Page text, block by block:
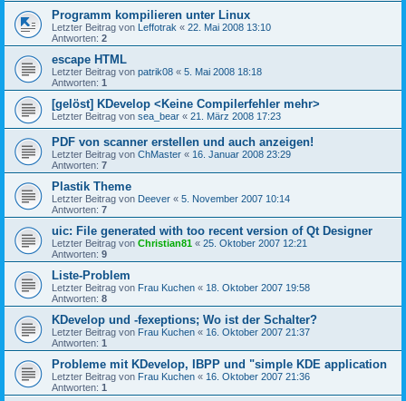
Programm kompilieren unter Linux
Letzter Beitrag von Leffotrak « 22. Mai 2008 13:10
Antworten: 2
escape HTML
Letzter Beitrag von patrik08 « 5. Mai 2008 18:18
Antworten: 1
[gelöst] KDevelop <Keine Compilerfehler mehr>
Letzter Beitrag von sea_bear « 21. März 2008 17:23
PDF von scanner erstellen und auch anzeigen!
Letzter Beitrag von ChMaster « 16. Januar 2008 23:29
Antworten: 7
Plastik Theme
Letzter Beitrag von Deever « 5. November 2007 10:14
Antworten: 7
uic: File generated with too recent version of Qt Designer
Letzter Beitrag von Christian81 « 25. Oktober 2007 12:21
Antworten: 9
Liste-Problem
Letzter Beitrag von Frau Kuchen « 18. Oktober 2007 19:58
Antworten: 8
KDevelop und -fexeptions; Wo ist der Schalter?
Letzter Beitrag von Frau Kuchen « 16. Oktober 2007 21:37
Antworten: 1
Probleme mit KDevelop, IBPP und "simple KDE application
Letzter Beitrag von Frau Kuchen « 16. Oktober 2007 21:36
Antworten: 1